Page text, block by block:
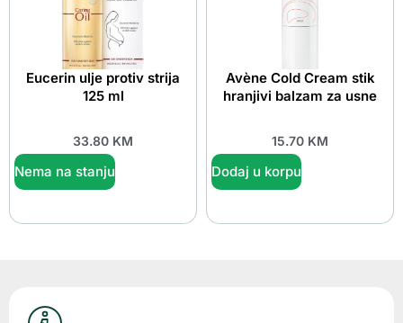
Eucerin ulje protiv strija
125 ml
33.80 KM
Nema na stanju
Avène Cold Cream stik
hranjivi balzam za usne
15.70 KM
Dodaj u korpu